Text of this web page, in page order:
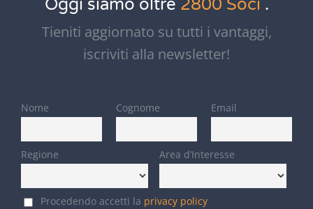
Oggi siamo oltre 2800 Soci .
Tieniti aggiornato su tutti i vantaggi,
iscriviti alla newsletter!
Nome Cognome Email
Regione Area d’Interesse
Procedendo accetti la privacy policy